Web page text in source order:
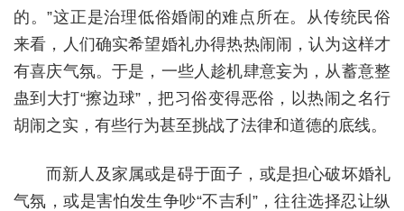
的。”这正是治理低俗婚闹的难点所在。从传统民俗
来看，人们确实希望婚礼办得热热闹闹，认为这样才
有喜庆气氛。于是，一些人趁机肆意妄为，从蓄意整
蛊到大打“擦边球”，把习俗变得恶俗，以热闹之名行
胡闹之实，有些行为甚至挑战了法律和道德的底线。
而新人及家属或是碍于面子，或是担心破坏婚礼
气氛，或是害怕发生争吵“不吉利”，往往选择忍让纵